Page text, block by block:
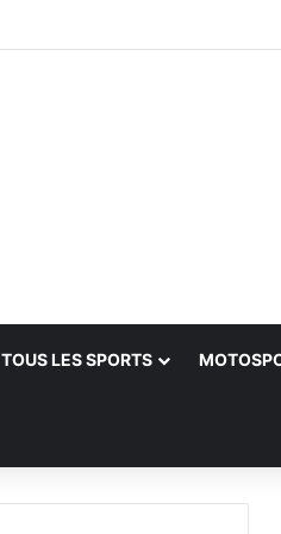
TOUS LES SPORTS